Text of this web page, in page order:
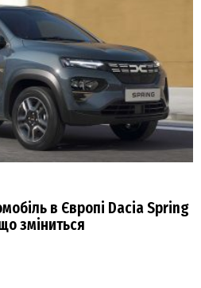
в Європі Dacia Spring
зміниться